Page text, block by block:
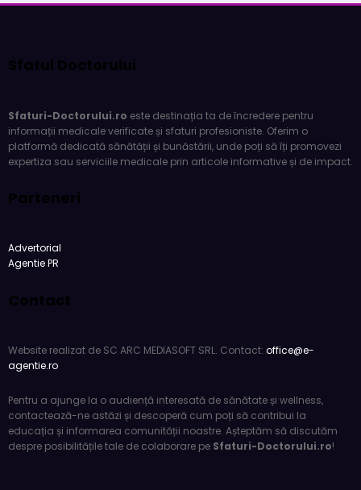
Sfatul Doctorului
Sfaturi-Doctorului.ro este destinația ta de încredere pentru
informații medicale verificate și sfaturi profesioniste. Oferim o
platformă dedicată sănătății și bunăstării, unde poți să îți promovezi
expertiza sau serviciile medicale prin articole informative și de impact.
Parteneri
Advertorial
Agentie PR
Contact
Website realizat de SC ARC MEDIASOFT SRL. Contact: office@e-
agentie.ro
Pentru a ajunge la o audiență interesată de sănătate și wellness,
contactează-ne astăzi și descoperă cum poți să contribui la
educația și informarea comunității noastre. Așteptăm să discutăm
despre posibilitățile tale de colaborare pe Sfaturi-Doctorului.ro!